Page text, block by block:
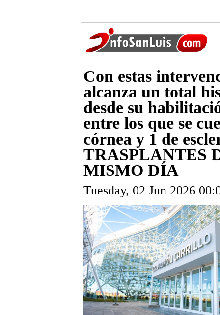
Con estas
alcanza un total
desde su
entre los que se
córnea y 1 de
TRASPLANTES
MISMO DÍA
Tuesday, 02 Jun 2026